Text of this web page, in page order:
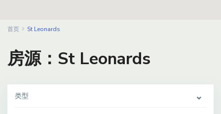
首页 St Leonards
房源：St Leonards
类型